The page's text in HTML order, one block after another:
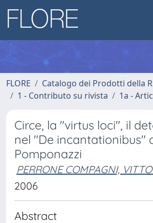
FLORE
Catalogo dei Prodotti della
1 - Contributo su rivista
1a -
Circe, la "virtus loci", il
nel "De incantationibus"
Pomponazzi
PERRONE COMPAGNI,
2006
Abstract